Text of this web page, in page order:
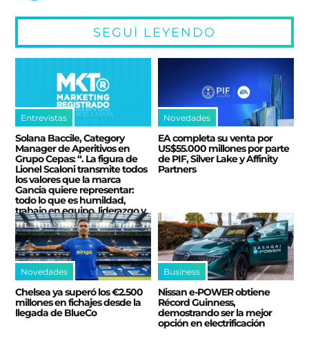
SEGUÍ LEYENDO
Entrevistas
Solana Baccile, Category
Manager de Aperitivos en
Grupo Cepas: “. La figura de
Lionel Scaloni transmite todos
los valores que la marca
Gancia quiere representar:
todo lo que es humildad,
trabajo en equipo, liderazgo y
sobre todo lo que es el
positivismo”
Novedades
EA completa su venta por
US$55.000 millones por parte
de PIF, Silver Lake y Affinity
Partners
Novedades
Chelsea ya superó los €2.500
millones en fichajes desde la
llegada de BlueCo
Business
Nissan e‑POWER obtiene
Récord Guinness,
demostrando ser la mejor
opción en electrificación